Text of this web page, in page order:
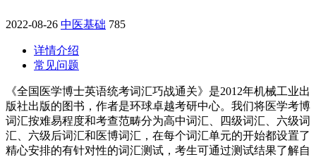
2022-08-26 中医基础 785
详情介绍
常见问题
《全国医学博士英语统考词汇巧战通关》是2012年机械工业出
版社出版的图书，作者是环球卓越考研中心。我们将医学考博
词汇按难易程度和考查范畴分为高中词汇、四级词汇、六级词
汇、六级后词汇和医博词汇，在每个词汇单元的开始都设置了
精心安排的有针对性的词汇测试，考生可通过测试结果了解自